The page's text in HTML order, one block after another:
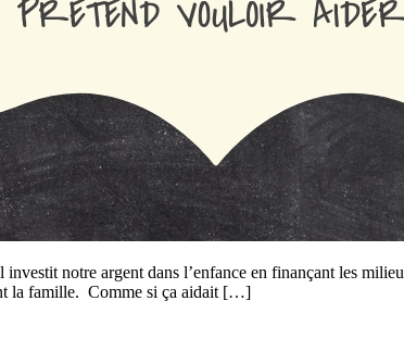
notre argent dans l’enfance en finançant les
la famille. Comme si ça aidait […]